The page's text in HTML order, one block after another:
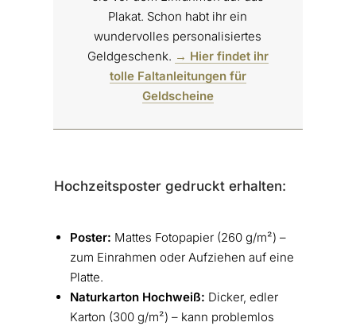
Plakat. Schon habt ihr ein
wundervolles personalisiertes
Geldgeschenk. → Hier findet ihr
tolle Faltanleitungen für
Geldscheine
Hochzeitsposter gedruckt erhalten:
Poster: Mattes Fotopapier (260 g/m²) –
zum Einrahmen oder Aufziehen auf eine
Platte.
Naturkarton Hochweiß: Dicker, edler
Karton (300 g/m²) – kann problemlos